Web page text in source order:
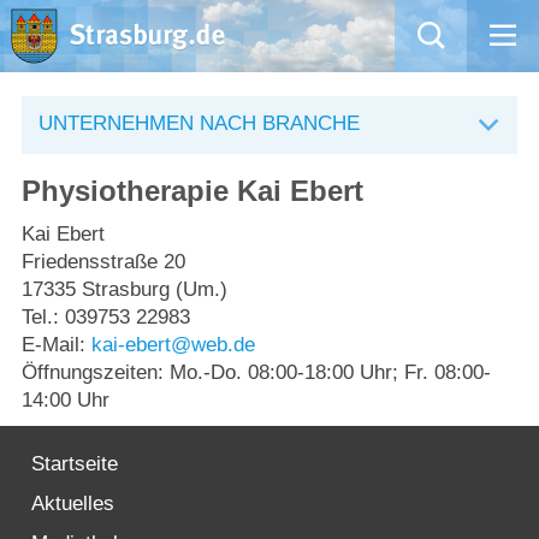
Rathaus
Natur – Kultur – Tourismus
Wirtschaft
Kommentarrichtlinien und Netiquette für unsere Social Media-Kanäle
UNTERNEHMEN NACH BRANCHE
Physiotherapie Kai Ebert
Kai Ebert
Friedensstraße 20
17335 Strasburg (Um.)
Tel.: 039753 22983
E-Mail: kai-ebert@web.de
Öffnungszeiten: Mo.-Do. 08:00-18:00 Uhr; Fr. 08:00-
14:00 Uhr
Startseite
Aktuelles